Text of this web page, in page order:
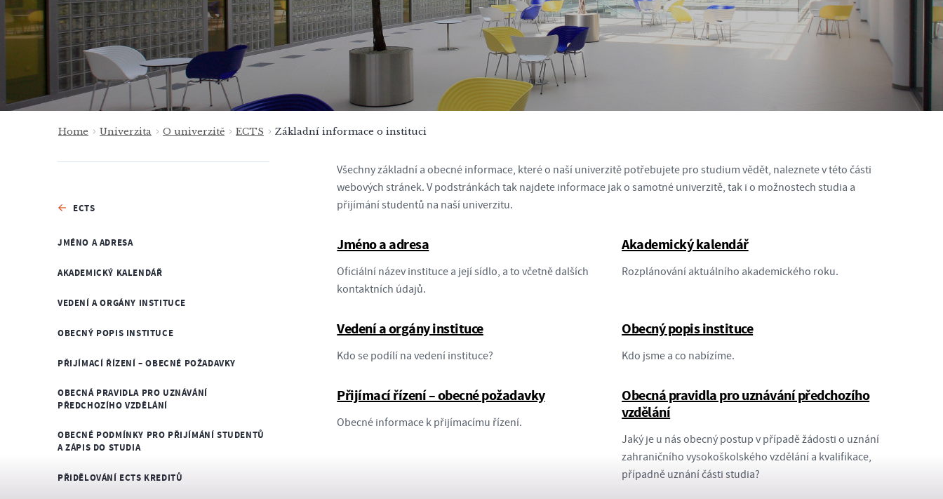
Home Univerzita O univerzitě ECTS Základní informace o instituci
ECTS
JMÉNO A ADRESA
AKADEMICKÝ KALENDÁŘ
VEDENÍ A ORGÁNY INSTITUCE
OBECNÝ POPIS INSTITUCE
PŘIJÍMACÍ ŘÍZENÍ – OBECNÉ POŽADAVKY
OBECNÁ PRAVIDLA PRO UZNÁVÁNÍ
PŘEDCHOZÍHO VZDĚLÁNÍ
OBECNÉ PODMÍNKY PRO PŘIJÍMÁNÍ STUDENTŮ
A ZÁPIS DO STUDIA
PŘIDĚLOVÁNÍ ECTS KREDITŮ
Všechny základní a obecné informace, které o naší univerzitě potřebujete pro studium vědět, naleznete v této části
webových stránek. V podstránkách tak najdete informace jak o samotné univerzitě, tak i o možnostech studia a
přijímání studentů na naší univerzitu.
Jméno a adresa
Oficiální název instituce a její sídlo, a to včetně dalších
kontaktních údajů.
Akademický kalendář
Rozplánování aktuálního akademického roku.
Vedení a orgány instituce
Kdo se podílí na vedení instituce?
Obecný popis instituce
Kdo jsme a co nabízíme.
Přijímací řízení – obecné požadavky
Obecné informace k přijímacímu řízení.
Obecná pravidla pro uznávání předchozího
vzdělání
Jaký je u nás obecný postup v případě žádosti o uznání
zahraničního vysokoškolského vzdělání a kvalifikace,
případně uznání části studia?